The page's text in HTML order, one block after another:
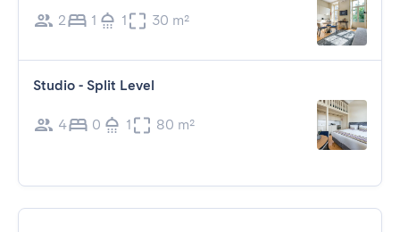
2 1 1 30 m²
Studio - Split Level
4 0 1 80 m²